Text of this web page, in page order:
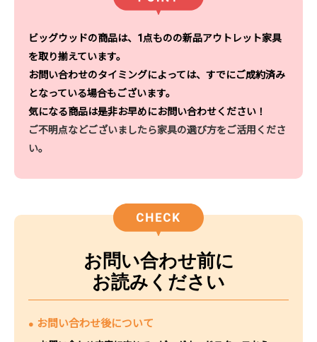
ビッグウッドの商品は、1点ものの新品アウトレット家具
を取り揃えています。
お問い合わせのタイミングによっては、すでにご成約済み
となっている場合もございます。
気になる商品は是非お早めにお問い合わせください！
ご不明点などございましたら家具の選び方をご活用くださ
い。
お問い合わせ前に
お読みください
お問い合わせ後について